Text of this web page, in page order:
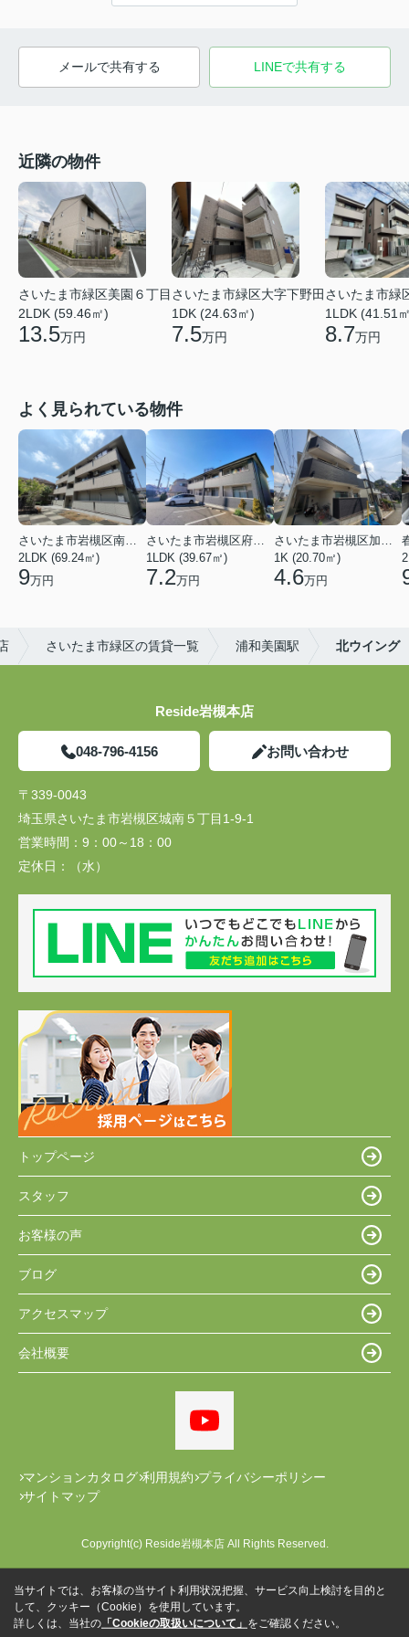
メールで共有する LINEで共有する
近隣の物件
さいたま市緑区美園６丁目
2LDK (59.46㎡)
13.5万円
さいたま市緑区大字下野田
1DK (24.63㎡)
7.5万円
さいたま市緑
1LDK (41.51
8.7万円
よく見られている物件
さいたま市岩槻区南平野４丁目
2LDK (69.24㎡)
9万円
さいたま市岩槻区府内１丁目
1LDK (39.67㎡)
7.2万円
さいたま市岩槻区加倉１丁目
1K (20.70㎡)
4.6万円
さいたま市緑区の賃貸一覧 浦和美園駅 北ウイング
Reside岩槻本店
048-796-4156 お問い合わせ
〒339-0043
埼玉県さいたま市岩槻区城南５丁目1-9-1
営業時間： 9：00～18：00
定休日：
（水）
トップページ
スタッフ
お客様の声
ブログ
アクセスマップ
会社概要
マンションカタログ 利用規約 プライバシーポリシー
サイトマップ
Copyright(c) Reside岩槻本店 All Rights Reserved.
当サイトでは、お客様の当サイト利用状況把握、サービス向上検討を目的と
して、クッキー（Cookie）を使用しています。
詳しくは、当社の 「Cookieの取扱いについて」 をご確認ください。